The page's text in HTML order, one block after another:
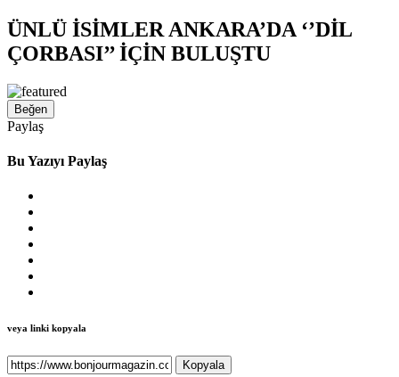
ÜNLÜ İSİMLER ANKARA’DA ‘’DİL
ÇORBASI’’ İÇİN BULUŞTU
Beğen
Paylaş
Bu Yazıyı Paylaş
veya linki kopyala
Kopyala